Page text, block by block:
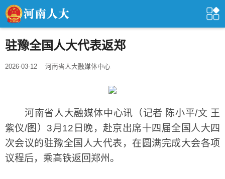
驻豫全国人大代表返郑
2026-03-12 河南省人大融媒体中心
河南省人大融媒体中心讯（记者 陈小平/文 王
紫仪/图）3月12日晚，赴京出席十四届全国人大四
次会议的驻豫全国人大代表，在圆满完成大会各项
议程后，乘高铁返回郑州。